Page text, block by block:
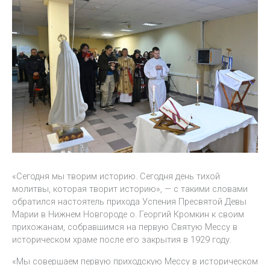
«Сегодня мы творим историю. Сегодня день тихой
молитвы, которая творит историю», — с такими словами
обратился настоятель прихода Успения Пресвятой Девы
Марии в Нижнем Новгороде о. Георгий Кромкин к своим
прихожанам, собравшимся на первую Святую Мессу в
историческом храме после его закрытия в 1929 году.
«Мы совершаем первую приходскую Мессу в историческом